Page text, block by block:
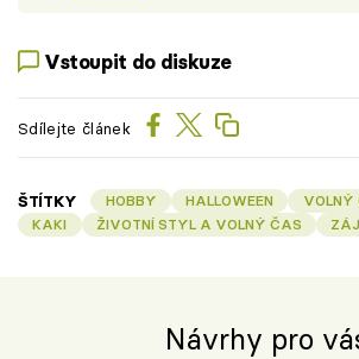
Vstoupit do diskuze
Sdílejte článek
ŠTÍTKY HOBBY HALLOWEEN VOLNÝ
KAKI
ŽIVOTNÍ STYL A VOLNÝ ČAS
Návrhy pro